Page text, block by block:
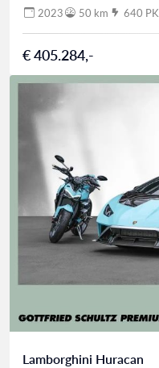
2023 50 km 640 PK
€ 405.284,-
Lamborghini Huracan